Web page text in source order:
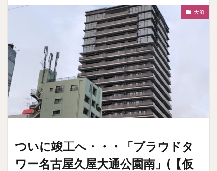
大須
ついに竣工へ・・・「プラウドタ
ワー名古屋久屋大通公園南」(【仮